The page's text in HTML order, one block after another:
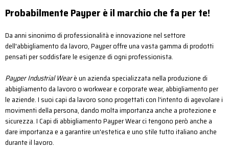
Probabilmente Payper è il marchio che fa per te!
Da anni sinonimo di professionalità e innovazione nel settore
dell'abbigliamento da lavoro, Payper offre una vasta gamma di prodotti
pensati per soddisfare le esigenze di ogni professionista.
Payper Industrial Wearè un azienda specializzata nella produzione di
abbigliamento da lavoro o workwear e corporate wear, abbigliamento per
le aziende.I suoi capi da lavoro sono progettati con l'intento di agevolare i
movimenti della persona, dando molta importanza anche a protezione e
sicurezza. I Capi di abbigliamento Payper Wear ci tengono però anche a
dare importanza e a garantire un'estetica e uno stile tutto italiano anche
durante il lavoro.